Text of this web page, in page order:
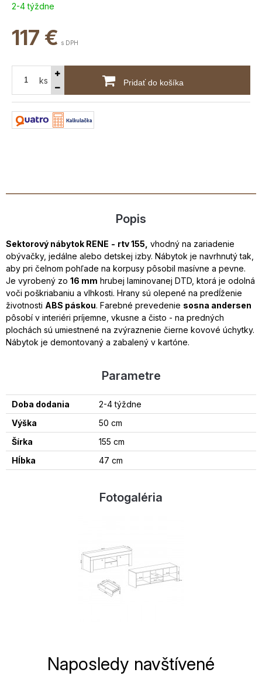
2-4 týždne
117 € s DPH
ks Pridať do košíka
Popis
Sektorový nábytok RENE - rtv 155, vhodný na zariadenie
obývačky, jedálne alebo detskej izby. Nábytok je navrhnutý tak,
aby pri čelnom pohľade na korpusy pôsobil masívne a pevne.
Je vyrobený zo 16 mm hrubej laminovanej DTD, ktorá je odolná
voči poškriabaniu a vlhkosti. Hrany sú olepené na predĺženie
životnosti ABS páskou. Farebné prevedenie sosna andersen
pôsobí v interiéri príjemne, vkusne a čisto - na predných
plochách sú umiestnené na zvýraznenie čierne kovové úchytky.
Nábytok je demontovaný a zabalený v kartóne.
Parametre
Doba dodania
2-4 týždne
Výška
50 cm
Šírka
155 cm
Hĺbka
47 cm
Fotogaléria
Naposledy navštívené